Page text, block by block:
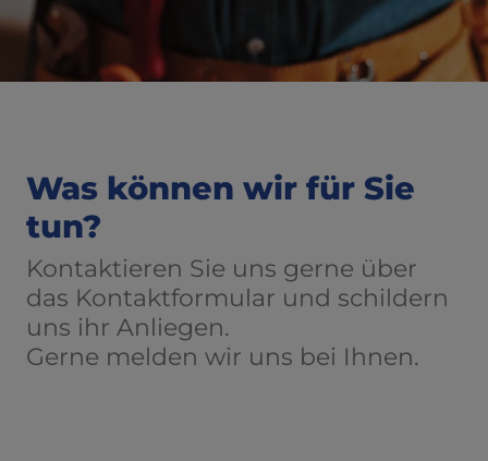
Was können wir für Sie
tun?
Kontaktieren Sie uns gerne über
das Kontaktformular und schildern
uns ihr Anliegen.
Gerne melden wir uns bei Ihnen.